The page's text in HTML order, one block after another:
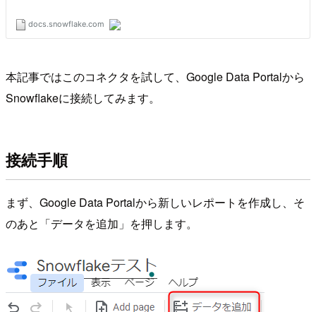
本記事ではこのコネクタを試して、Google Data Portalから
Snowflakeに接続してみます。
接続手順
まず、Google Data Portalから新しいレポートを作成し、そ
のあと「データを追加」を押します。